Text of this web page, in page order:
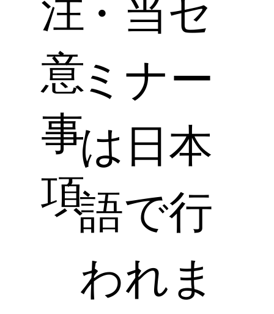
意
事
項
・当セ
ミナー
は日本
語で行
われま